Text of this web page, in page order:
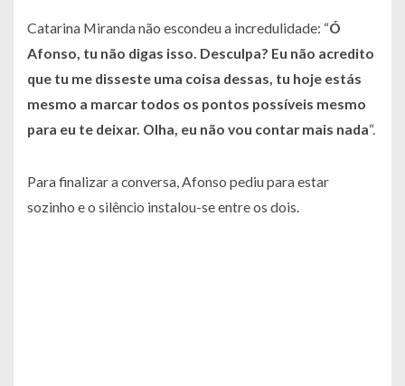
Catarina Miranda não escondeu a incredulidade: “Ó
Afonso, tu não digas isso. Desculpa? Eu não acredito
que tu me disseste uma coisa dessas, tu hoje estás
mesmo a marcar todos os pontos possíveis mesmo
para eu te deixar. Olha, eu não vou contar mais nada“.
Para finalizar a conversa, Afonso pediu para estar
sozinho e o silêncio instalou-se entre os dois.